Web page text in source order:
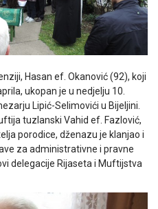
Hasan ef. Okanović (92), koji
ukopan je u nedjelju 10.
Lipić-Selimovići u Bijeljini.
tuzlanski Vahid ef. Fazlović,
porodice, dženazu je klanjao i
za administrativne i pravne
delegacije Rijaseta i Muftijstva